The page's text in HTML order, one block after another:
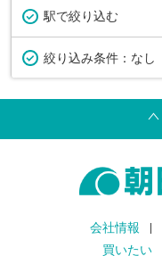
駅で絞り込む
絞り込み条件： なし
会社情報
買いたい